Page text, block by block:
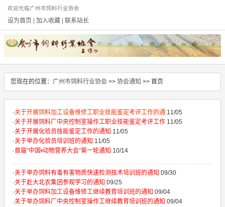
欢迎光临广州市饲料行业协会
设为首页 加入收藏 联系站长
您现在的位置： 广州市饲料行业协会 >> 协会通知 >> 首页
·关于开展饲料加工设备维修工职业技能鉴定考评工作的通 11/05
·关于开展饲料厂中央控制室操作工职业技能鉴定考评工作 11/05
·关于开展化验员技能鉴定工作的通知 11/05
·关于举办化验员培训班的通知 11/05
·首届“中国•动物营养大会”第一轮通知 10/14
·关于举办饲料有毒有害物质快速检测技术培训班的通知 09/30
·关于赴大北农集团参观学习的通知 09/25
·关于举办饲料加工设备维修工继续教育培训班的通知 09/04
·关于举办饲料厂中央控制室操作工继续教育培训班的通知 09/04